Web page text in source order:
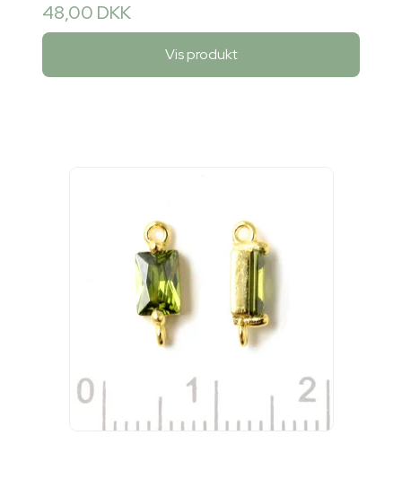
48,00 DKK
Vis produkt